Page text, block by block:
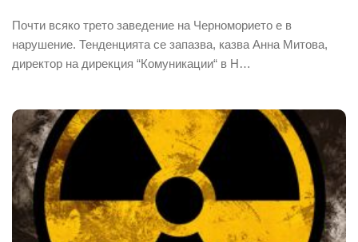
Почти всяко трето заведение на Черноморието е в
нарушение. Тенденцията се запазва, казва Анна Митова,
директор на дирекция “Комуникации“ в Н…